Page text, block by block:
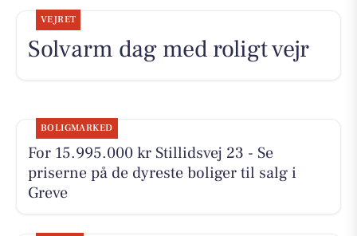
VEJRET
Solvarm dag med roligt vejr
BOLIGMARKED
For 15.995.000 kr Stillidsvej 23 - Se
priserne på de dyreste boliger til salg i
Greve